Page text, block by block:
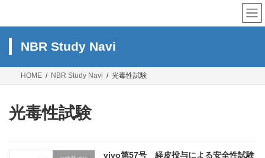
テ
ス
ゲ
ン
NBR Study Navi
HOME NBR Study Navi 光毒性試験
光毒性試験
vivo第57号 経皮投与による安全性試験